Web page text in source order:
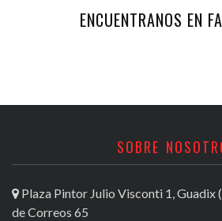
ENCUENTRANOS EN
SOBRE
Plaza Pintor Julio Visconti 1, Guadix
de Correos 65